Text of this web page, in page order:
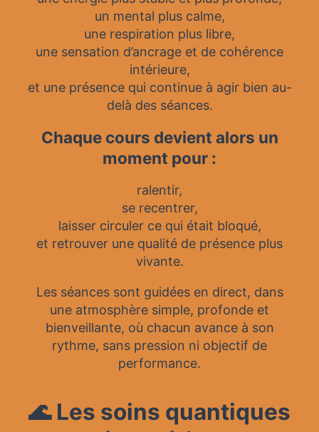
un mental plus calme,
une respiration plus libre,
une sensation d’ancrage et de cohérence
intérieure,
et une présence qui continue à agir bien au-
delà des séances.
Chaque cours devient alors un
moment pour :
ralentir,
se recentrer,
laisser circuler ce qui était bloqué,
et retrouver une qualité de présence plus
vivante.
Les séances sont guidées en direct, dans
une atmosphère simple, profonde et
bienveillante, où chacun avance à son
rythme, sans pression ni objectif de
performance.
🌊 Les soins quantiques